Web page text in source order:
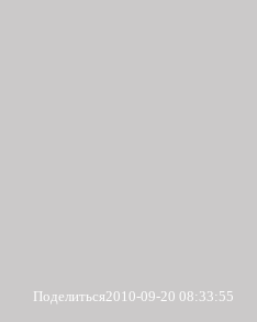
Поделиться2010-09-20 08:33:55